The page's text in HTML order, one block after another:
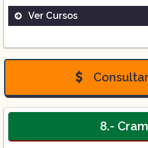
Ver Cursos
Manejo de Animales
Perecederos:
8.-